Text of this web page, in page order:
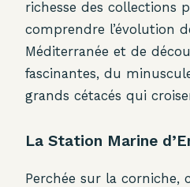
richesse des collections
comprendre l’évolution
Méditerranée et de
fascinantes, du
grands cétacés qui
La Station Marine
Perchée sur la corniche,